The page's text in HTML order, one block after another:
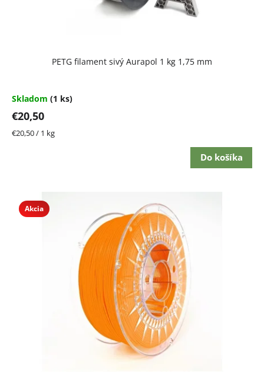
PETG filament sivý Aurapol 1 kg 1,75 mm
Skladom (1 ks)
€20,50
Jednotková
€20,50 / 1 kg
Do košíka
Akcia